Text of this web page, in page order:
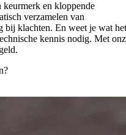
en kloppende
verzamelen van
bij klachten. En weet je wat het
kennis nodig. Met